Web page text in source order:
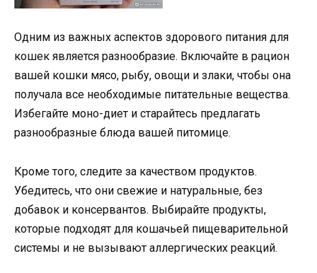
Одним из важных аспектов здорового питания для
кошек является разнообразие. Включайте в рацион
вашей кошки мясо, рыбу, овощи и злаки, чтобы она
получала все необходимые питательные вещества.
Избегайте моно-диет и старайтесь предлагать
разнообразные блюда вашей питомице.
Кроме того, следите за качеством продуктов.
Убедитесь, что они свежие и натуральные, без
добавок и консервантов. Выбирайте продукты,
которые подходят для кошачьей пищеварительной
системы и не вызывают аллергических реакций.